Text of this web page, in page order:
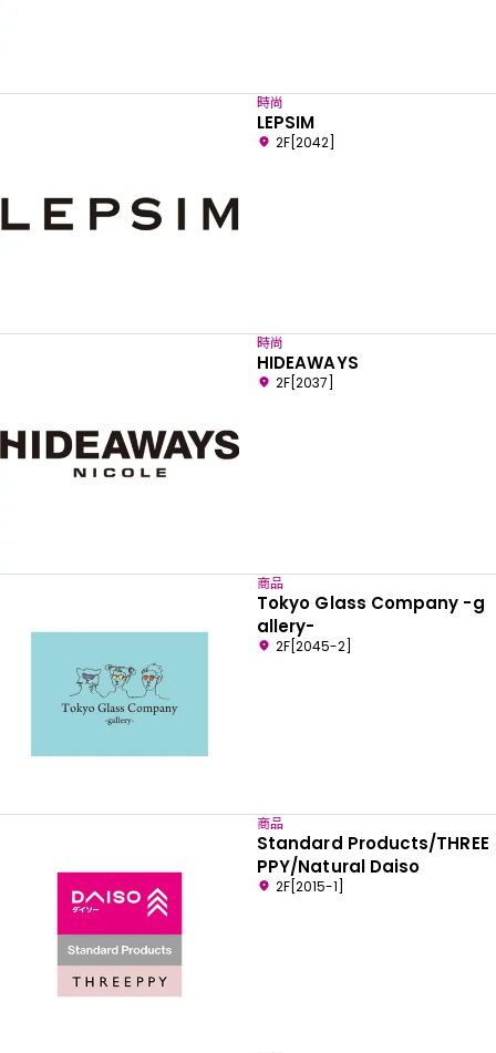
時尚
LEPSIM
2F[2042]
時尚
HIDEAWAYS
2F[2037]
商品
Tokyo Glass Company -g
allery-
2F[2045-2]
商品
Standard Products/THREE
PPY/Natural Daiso
2F[2015-1]